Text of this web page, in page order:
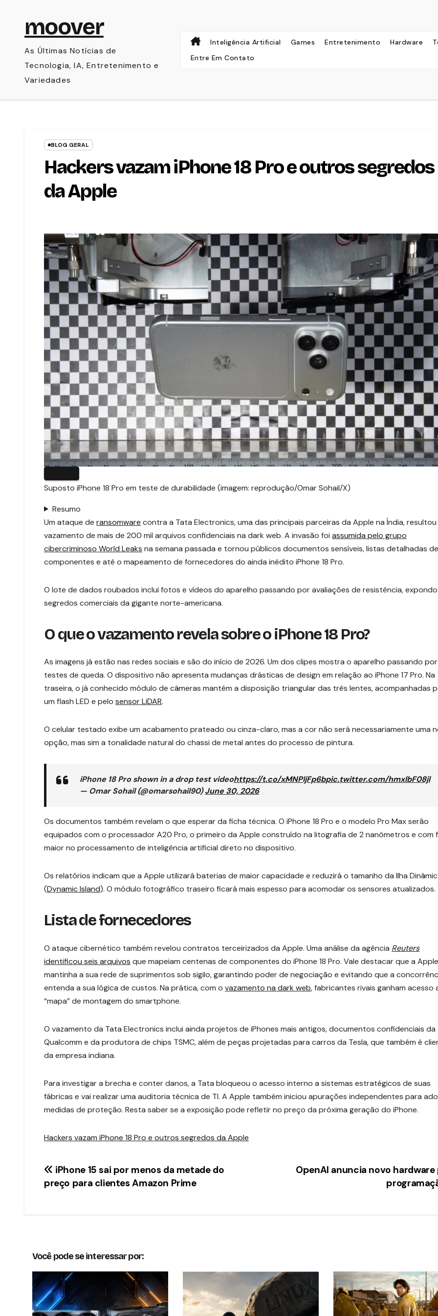
contentmoover
As Últimas Notícias de
Tecnologia, IA, Entretenimento e
Variedades
Inteligência Artificial Games Entretenimento Hardware
Entre Em Contato
BLOG GERAL
Hackers vazam iPhone 18 Pro e outros segredos
da Apple
Suposto iPhone 18 Pro em teste de durabilidade (imagem: reprodução/Omar Sohail/X)
Resumo
Um ataque de ransomware contra a Tata Electronics, uma das principais parceiras da Apple na Índia,
vazamento de mais de 200 mil arquivos confidenciais na dark web. A invasão foi assumida pelo grupo
cibercriminoso World Leaks na semana passada e tornou públicos documentos sensíveis, listas detalhadas de
componentes e até o mapeamento de fornecedores do ainda inédito iPhone 18 Pro.
O lote de dados roubados inclui fotos e vídeos do aparelho passando por avaliações de resistência, expondo
segredos comerciais da gigante norte-americana.
O que o vazamento revela sobre o iPhone 18 Pro?
As imagens já estão nas redes sociais e são do início de 2026. Um dos clipes mostra o aparelho passando por
testes de queda. O dispositivo não apresenta mudanças drásticas de design em relação ao iPhone 17 Pro. Na
traseira, o já conhecido módulo de câmeras mantém a disposição triangular das três lentes, acompanhadas
um flash LED e pelo sensor LiDAR.
O celular testado exibe um acabamento prateado ou cinza-claro, mas a cor não será necessariamente uma
opção, mas sim a tonalidade natural do chassi de metal antes do processo de pintura.
iPhone 18 Pro shown in a drop test videohttps://t.co/xMNPIjFp6bpic.twitter.com/hmxlbF08jl
— Omar Sohail (@omarsohail90)June 30, 2026
Os documentos também revelam o que esperar da ficha técnica. O iPhone 18 Pro e o modelo Pro Max serão
equipados com o processador A20 Pro, o primeiro da Apple construído na litografia de 2 nanômetros e com
maior no processamento de inteligência artificial direto no dispositivo.
Os relatórios indicam que a Apple utilizará baterias de maior capacidade e reduzirá o tamanho da Ilha
(Dynamic Island). O módulo fotográfico traseiro ficará mais espesso para acomodar os sensores atualizados.
Lista de fornecedores
O ataque cibernético também revelou contratos terceirizados da Apple. Uma análise da agência Reuters
identificou seis arquivos que mapeiam centenas de componentes do iPhone 18 Pro. Vale destacar que a Apple
mantinha a sua rede de suprimentos sob sigilo, garantindo poder de negociação e evitando que a
entenda a sua lógica de custos. Na prática, com o vazamento na dark web, fabricantes rivais ganham acesso
“mapa” de montagem do smartphone.
O vazamento da Tata Electronics inclui ainda projetos de iPhones mais antigos, documentos confidenciais da
Qualcomm e da produtora de chips TSMC, além de peças projetadas para carros da Tesla, que também é
da empresa indiana.
Para investigar a brecha e conter danos, a Tata bloqueou o acesso interno a sistemas estratégicos de suas
fábricas e vai realizar uma auditoria técnica de TI. A Apple também iniciou apurações independentes para
medidas de proteção. Resta saber se a exposição pode refletir no preço da próxima geração do iPhone.
Hackers vazam iPhone 18 Pro e outros segredos da Apple
Navegação
de
OpenAI anuncia novo hardware
iPhone 15 sai por menos da metade do
preço para clientes Amazon Prime
Você pode se interessar por: